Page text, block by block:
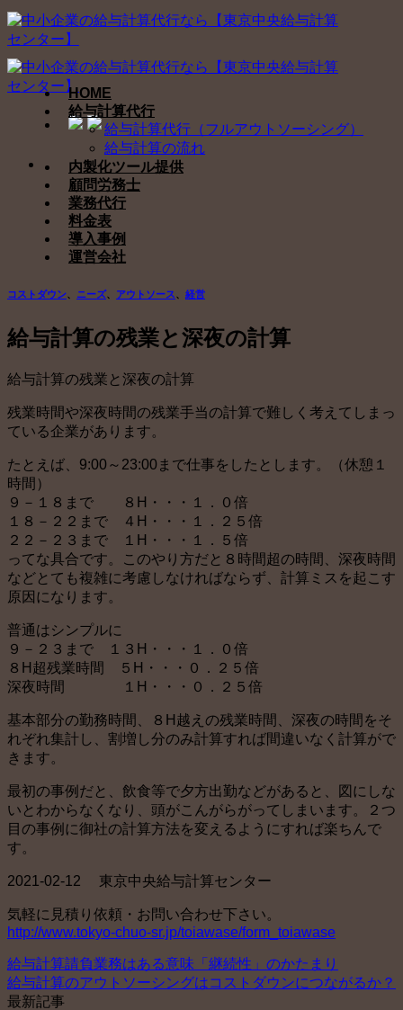
Skip
to
content
HOME
給与計算代行
給与計算代行（フルアウトソーシング）
給与計算の流れ
内製化ツール提供
顧問労務士
業務代行
料金表
導入事例
運営会社
コストダウン ニーズ、 アウトソース 経営
給与計算の残業と深夜の計算
給与計算の残業と深夜の計算
残業時間や深夜時間の残業手当の計算で難しく考えてしまっ
ている企業があります。
たとえば、9:00～23:00まで仕事をしたとします。（休憩１
時間）
９－１８まで ８H・・・１．０倍
１８－２２まで ４H・・・１．２５倍
２２－２３まで １H・・・１．５倍
ってな具合です。このやり方だと８時間超の時間、深夜時間
などとても複雑に考慮しなければならず、計算ミスを起こす
原因になります。
普通はシンプルに
９－２３まで １３H・・・１．０倍
８H超残業時間 ５H・・・０．２５倍
深夜時間 １H・・・０．２５倍
基本部分の勤務時間、８H越えの残業時間、深夜の時間をそ
れぞれ集計し、割増し分のみ計算すれば間違いなく計算がで
きます。
最初の事例だと、飲食等で夕方出勤などがあると、図にしな
いとわからなくなり、頭がこんがらがってしまいます。２つ
目の事例に御社の計算方法を変えるようにすれば楽ちんで
す。
2021-02-12 東京中央給与計算センター
気軽に見積り依頼・お問い合わせ下さい。
http://www.tokyo-chuo-sr.jp/toiawase/form_toiawase
給与計算請負業務はある意味「継続性」のかたまり
給与計算のアウトソーシングはコストダウンにつながるか？
最新記事